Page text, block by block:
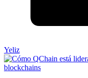
Yeliz